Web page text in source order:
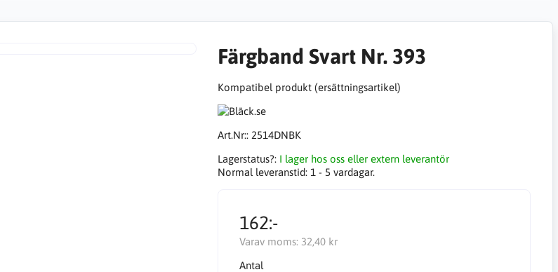
Färgband Svart Nr. 393
Kompatibel produkt (ersättningsartikel)
Art.Nr:: 2514DNBK
Lagerstatus?: I lager hos oss eller extern leverantör
Normal leveranstid: 1 - 5 vardagar.
162:-
Varav moms: 32,40 kr
Antal